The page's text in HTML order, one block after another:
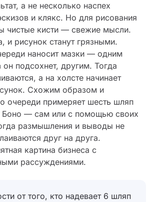
а не несколько наспех
и клякс. Но для рисования
чистые кисти — свежие мысли.
и рисунок станут грязными.
наносит мазки — одним
он подсохнет, другим. Тогда
а на холсте начинает
Схожим образом и
очереди примеряет шесть шляп
— сам или с помощью своих
размышления и выводы не
друг на друга.
картина бизнеса с
рассуждениями.
от того, кто надевает 6 шляп